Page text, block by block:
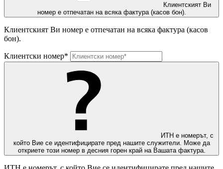
Клиентският Ви
номер е отпечатан на всяка фактура (касов бон).
Клиентският Ви номер е отпечатан на всяка фактура (касов
бон).
Клиентски номер*
ИТН е номерът, с
който Вие се идентифицирате пред нашите служители. Може да
откриете този номер в десния горен край на Вашата фактура.